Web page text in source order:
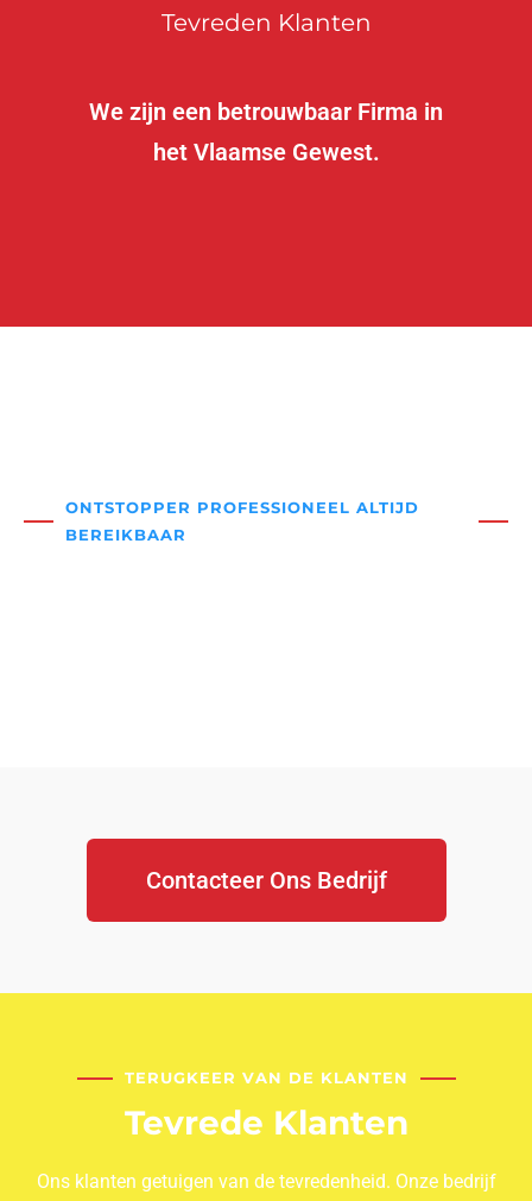
Tevreden Klanten
We zijn een betrouwbaar Firma in
het Vlaamse Gewest.
ONTSTOPPER PROFESSIONEEL ALTIJD
BEREIKBAAR
Contacteer Ons Bedrijf
TERUGKEER VAN DE KLANTEN
Tevrede Klanten
Ons klanten getuigen van de tevredenheid. Onze bedrijf